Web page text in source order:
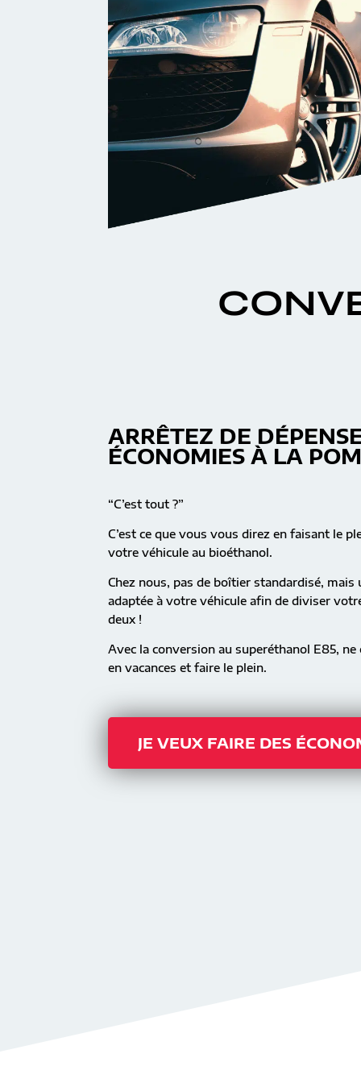
ARRÊTEZ DE
ÉCONOMIES À LA
“C’est tout ?”
C’est ce que vous vous direz en faisant le
votre véhicule au bioéthanol.
Chez nous, pas de boîtier standardisé,
adaptée à votre véhicule afin de diviser
deux !
Avec la conversion au superéthanol E85,
en vacances et faire le plein.
JE VEUX FAIRE DES